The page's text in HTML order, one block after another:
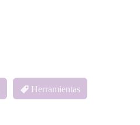
Herramientas